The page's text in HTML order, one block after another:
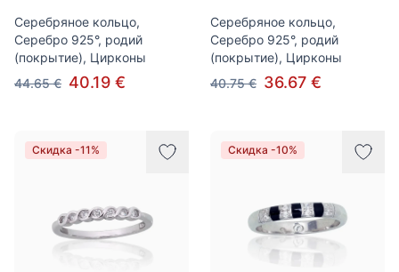
Серебряное кольцо,
Серебро 925°, родий
(покрытие), Цирконы
44.65 € 40.19 €
Серебряное кольцо,
Серебро 925°, родий
(покрытие), Цирконы
40.75 € 36.67 €
Скидка -11% Скидка -10%